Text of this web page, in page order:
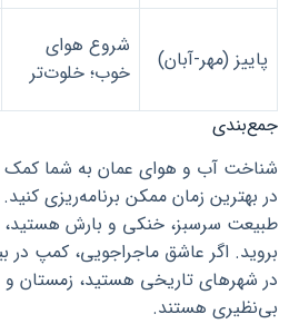
پاییز (مهر-آبان)
شروع هوای
خوب؛ خلوت‌تر
جمع‌بندی
شناخت آب و هوای عمان به شما کمک
در بهترین زمان ممکن برنامه‌ریزی کنید.
طبیعت سرسبز، خنکی و بارش هستید،
بروید. اگر عاشق ماجراجویی، کمپ در
در شهرهای تاریخی هستید، زمستان و
بی‌نظیری هستند.